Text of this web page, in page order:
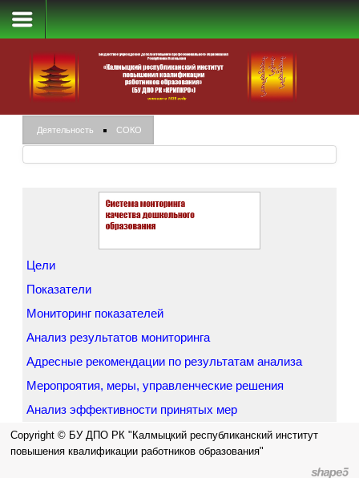
Система мониторинга качества дошкольного образования
Деятельность СОКО
Цели
Показатели
Мониторинг показателей
Анализ результатов мониторинга
Адресные рекомендации по результатам анализа
Меропроятия, меры, управленческие решения
Анализ эффективности принятых мер
Copyright © БУ ДПО РК "Калмыцкий республиканский институт
повышения квалификации работников образования"